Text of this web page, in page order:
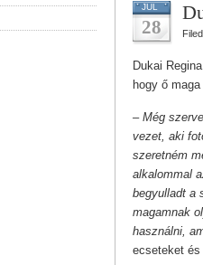
JUL
28
Dukai
hogy ő
– Még
vezet, aki
szeretném
alkalommal
begyulladt a
magamnak
használni,
ecseteket